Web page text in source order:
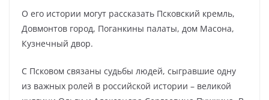
О его истории могут рассказать Псковский кремль,
Довмонтов город, Поганкины палаты, дом Масона,
Кузнечный двор.
С Псковом связаны судьбы людей, сыгравшие одну
из важных ролей в российской истории – великой